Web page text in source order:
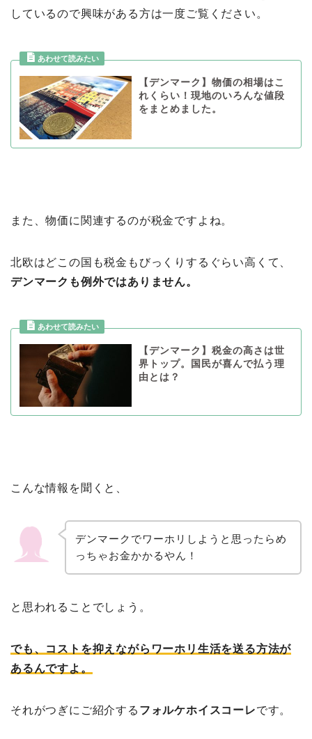
しているので興味がある方は一度ご覧ください。
【デンマーク】物価の相場はこ
れくらい！現地のいろんな値段
をまとめました。
また、物価に関連するのが税金ですよね。
北欧はどこの国も税金もびっくりするぐらい高くて、
デンマークも例外ではありません。
【デンマーク】税金の高さは世
界トップ。国民が喜んで払う理
由とは？
こんな情報を聞くと、
デンマークでワーホリしようと思ったらめ
っちゃお金かかるやん！
と思われることでしょう。
でも、コストを抑えながらワーホリ生活を送る方法が
あるんですよ。
それがつぎにご紹介する フォルケホイスコーレです。